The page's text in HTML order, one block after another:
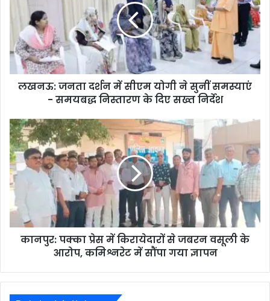
लखनऊ: जनता दर्शन में सीएम योगी ने सुनीं समस्याएं
- समयबद्ध निस्तारण के दिए सख्त निर्देश
कानपुर: पक्का प्रेस में किरायेदारों से जबरन वसूली के
आरोप, कमिश्नरेट में सौंपा गया ज्ञापन